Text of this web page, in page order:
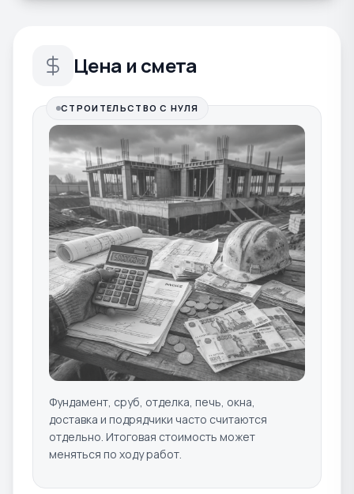
Цена и смета
СТРОИТЕЛЬСТВО С НУЛЯ
Фундамент, сруб, отделка, печь, окна,
доставка и подрядчики часто считаются
отдельно. Итоговая стоимость может
меняться по ходу работ.